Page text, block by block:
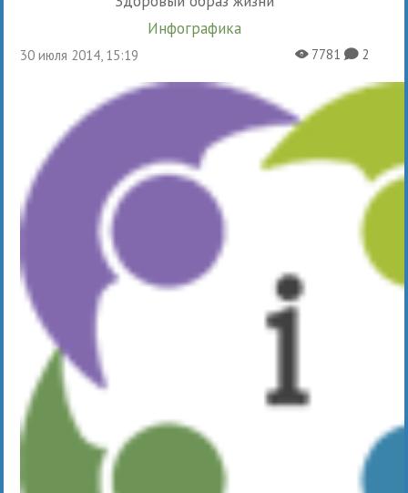
Инфографика
30 июля 2014, 15:19 X7781K2